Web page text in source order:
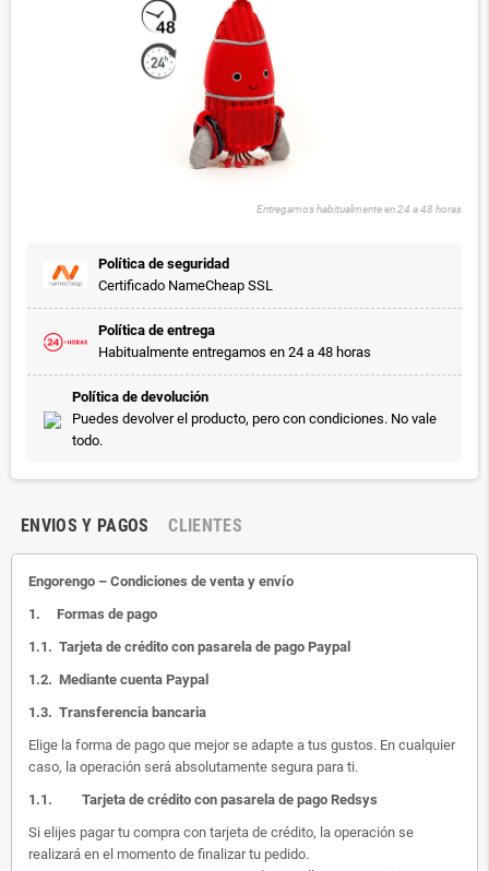
Entregamos habitualmente en 24 a 48 horas
Política de seguridad
Certificado NameCheap SSL
Política de entrega
Habitualmente entregamos en 24 a 48 horas
Política de devolución
Puedes devolver el producto, pero con condiciones. No vale
todo.
ENVIOS Y PAGOS CLIENTES
Engorengo – Condiciones de venta y envío
1. Formas de pago
1.1. Tarjeta de crédito con pasarela de pago Paypal
1.2. Mediante cuenta Paypal
1.3. Transferencia bancaria
Elige la forma de pago que mejor se adapte a tus gustos. En cualquier
caso, la operación será absolutamente segura para ti.
1.1. Tarjeta de crédito con pasarela de pago Redsys
Si elijes pagar tu compra con tarjeta de crédito, la operación se
realizará en el momento de finalizar tu pedido.